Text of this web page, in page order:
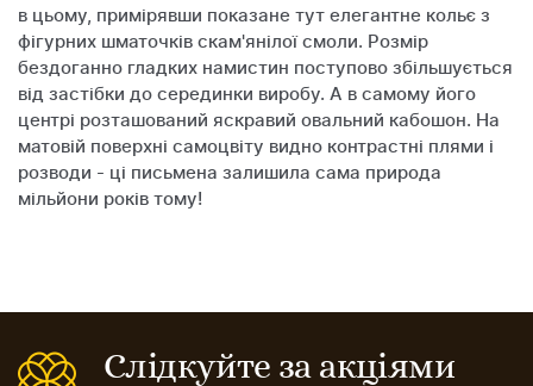
в цьому, примірявши показане тут елегантне кольє з
фігурних шматочків скам'янілої смоли. Розмір
бездоганно гладких намистин поступово збільшується
від застібки до серединки виробу. А в самому його
центрі розташований яскравий овальний кабошон. На
матовій поверхні самоцвіту видно контрастні плями і
розводи - ці письмена залишила сама природа
мільйони років тому!
Слідкуйте за акціями